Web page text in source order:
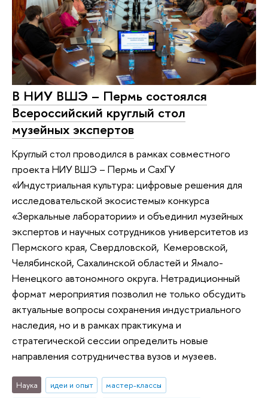
В НИУ ВШЭ – Пермь состоялся
Всероссийский круглый стол
музейных экспертов
Круглый стол проводился в рамках совместного
проекта НИУ ВШЭ – Пермь и СахГУ
«Индустриальная культура: цифровые решения для
исследовательской экосистемы» конкурса
«Зеркальные лаборатории» и объединил музейных
экспертов и научных сотрудников университетов из
Пермского края, Свердловской, Кемеровской,
Челябинской, Сахалинской областей и Ямало-
Ненецкого автономного округа. Нетрадиционный
формат мероприятия позволил не только обсудить
актуальные вопросы сохранения индустриального
наследия, но и в рамках практикума и
стратегической сессии определить новые
направления сотрудничества вузов и музеев.
Наука идеи и опыт
мастер-классы